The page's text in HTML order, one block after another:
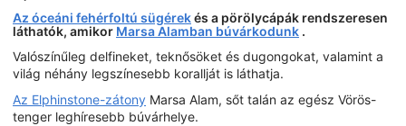
Az óceáni fehérfoltú sügérekés a pörölycápák rendszeresen
láthatók, amikor Marsa Alamban búvárkodunk .
Valószínűleg delfineket, teknősöket és dugongokat, valamint a
világ néhány legszínesebb korallját is láthatja.
Az Elphinstone-zátony Marsa Alam, sőt talán az egész Vörös-
tenger leghíresebb búvárhelye.